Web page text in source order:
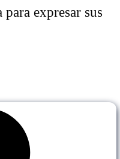
expresar sus